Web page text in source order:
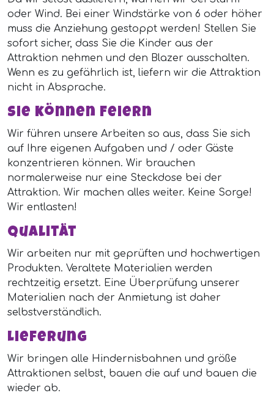
oder Wind. Bei einer Windstärke von 6 oder höher
muss die Anziehung gestoppt werden! Stellen Sie
sofort sicher, dass Sie die Kinder aus der
Attraktion nehmen und den Blazer ausschalten.
Wenn es zu gefährlich ist, liefern wir die Attraktion
nicht in Absprache.
Sie können Feiern
Wir führen unsere Arbeiten so aus, dass Sie sich
auf Ihre eigenen Aufgaben und / oder Gäste
konzentrieren können. Wir brauchen
normalerweise nur eine Steckdose bei der
Attraktion. Wir machen alles weiter. Keine Sorge!
Wir entlasten!
Qualität
Wir arbeiten nur mit geprüften und hochwertigen
Produkten. Veraltete Materialien werden
rechtzeitig ersetzt. Eine Überprüfung unserer
Materialien nach der Anmietung ist daher
selbstverständlich.
Lieferung
Wir bringen alle Hindernisbahnen und größe
Attraktionen selbst, bauen die auf und bauen die
wieder ab.